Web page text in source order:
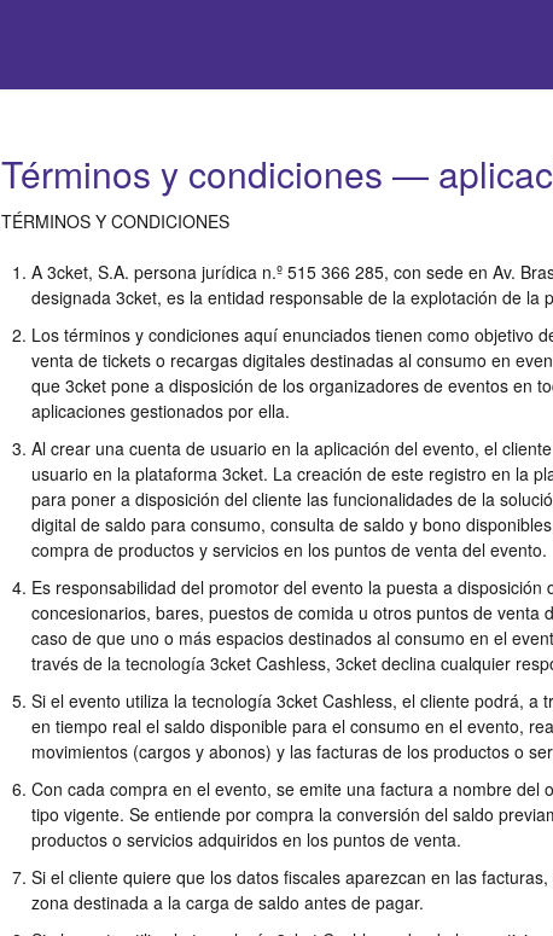
Términos y condiciones —
TÉRMINOS Y CONDICIONES
A 3cket, S.A. persona jurídica n.º 515 366 285, con sede en Av.
designada 3cket, es la entidad responsable de la explotación de la
Los términos y condiciones aquí enunciados tienen como objetivo
venta de tickets o recargas digitales destinadas al consumo en
que 3cket pone a disposición de los organizadores de eventos en
aplicaciones gestionados por ella.
Al crear una cuenta de usuario en la aplicación del evento, el
usuario en la plataforma 3cket. La creación de este registro en la
para poner a disposición del cliente las funcionalidades de la
digital de saldo para consumo, consulta de saldo y bono
compra de productos y servicios en los puntos de venta del evento.
Es responsabilidad del promotor del evento la puesta a
concesionarios, bares, puestos de comida u otros puntos de venta
caso de que uno o más espacios destinados al consumo en el
través de la tecnología 3cket Cashless, 3cket declina cualquier
Si el evento utiliza la tecnología 3cket Cashless, el cliente podrá, a
en tiempo real el saldo disponible para el consumo en el evento,
movimientos (cargos y abonos) y las facturas de los productos o
Con cada compra en el evento, se emite una factura a nombre del
tipo vigente. Se entiende por compra la conversión del saldo
productos o servicios adquiridos en los puntos de venta.
Si el cliente quiere que los datos fiscales aparezcan en las
zona destinada a la carga de saldo antes de pagar.